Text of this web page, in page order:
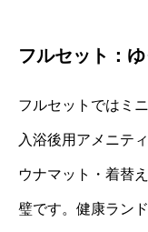
フルセット：
フルセットではミ
入浴後用アメニテ
ウナマット・着替
璧です。健康ラン